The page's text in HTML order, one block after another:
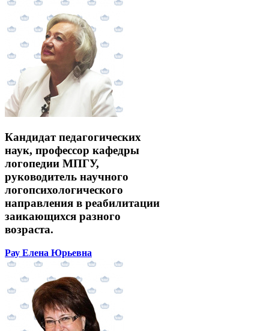
Кандидат педагогических
наук, профессор кафедры
логопедии МПГУ,
руководитель научного
логопсихологического
направления в реабилитации
заикающихся разного
возраста.
Рау Елена Юрьевна